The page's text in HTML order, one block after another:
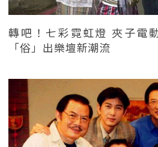
轉吧！七彩霓虹燈 夾子電
「俗」出樂壇新潮流